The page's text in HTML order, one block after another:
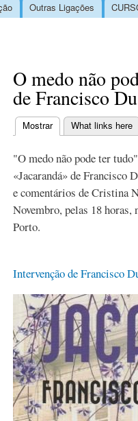
Outras Ligações
O medo não
de Francisco
Separadores
Mostrar(separador ativo)
What links here
"O medo não pode ter
«Jacarandá» de Francisco
e comentários de Cristina
Novembro, pelas 18 horas,
Porto.
Intervenção de Francisco